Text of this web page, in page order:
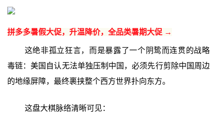
拼多多暑假大促，升温降价，全品类暑期大促 →
这绝非孤立狂言，而是暴露了一个阴鸷而连贯的战略
毒链：美国自认无法单独压制中国，必须先行剪除中国周边
的地缘屏障，最终裹挟整个西方世界扑向东方。
这盘大棋脉络清晰可见：